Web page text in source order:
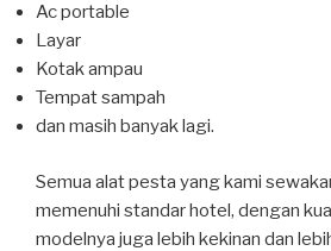
Ac portable
Layar
Kotak ampau
Tempat sampah
dan masih banyak lagi.
Semua alat pesta yang kami
memenuhi standar hotel, dengan
modelnya juga lebih kekinan dan